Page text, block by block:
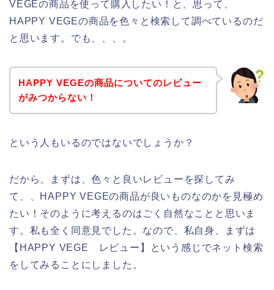
VEGEの商品を使って購入したい！と、思って、
HAPPY VEGEの商品を色々と検索して調べているのだ
と思います。でも、、、。
HAPPY VEGEの商品についてのレビュー
がみつからない！
という人もいるのではないでしょうか？
だから、まずは、色々と良いレビューを探してみ
て、、HAPPY VEGEの商品が良いものなのかを見極め
たい！そのように考えるのはごく自然なことと思いま
す。私も全く同意見でした。なので、私自身、まずは
【HAPPY VEGE レビュー】という感じでネット検索
をしてみることにしました。